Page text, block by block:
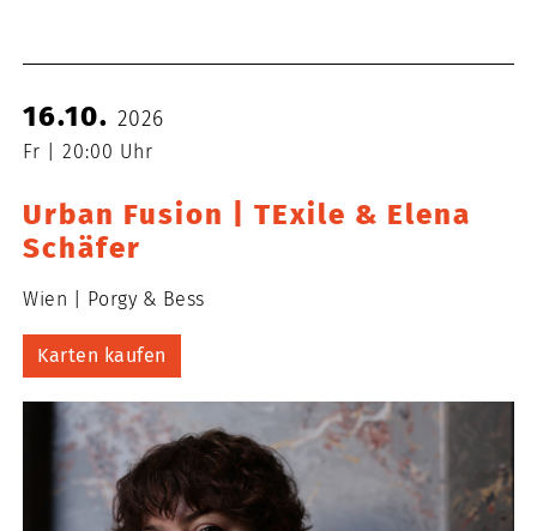
16.10.2026
Fr 20:00 Uhr
Urban Fusion | TExile & Elena
Schäfer
Wien Porgy & Bess
Karten kaufen